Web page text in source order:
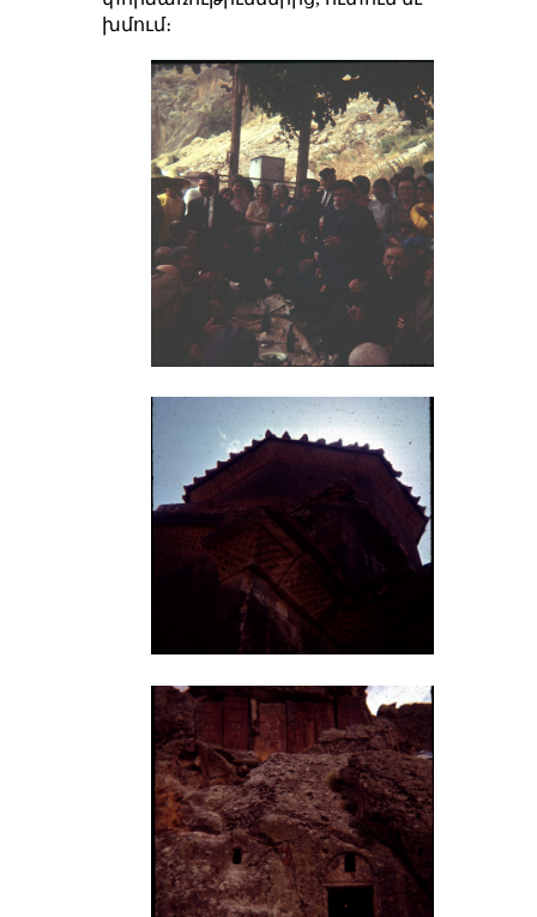
խմում։